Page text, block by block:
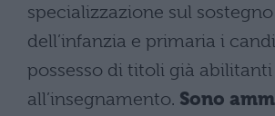
specializzazione sul
dell’infanzia e primaria i
possesso di titoli già abilitanti
all’insegnamento. Sono